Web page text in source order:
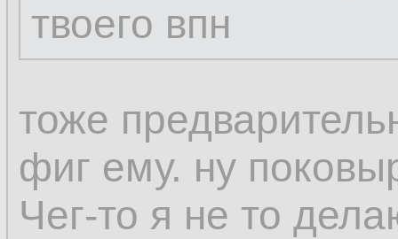
твоего впн
тоже
фиг ему. ну
Чег-то я не то